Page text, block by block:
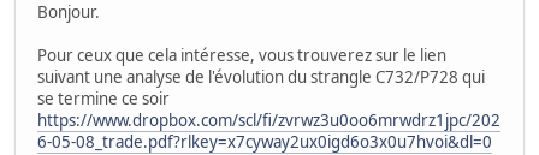
Bonjour.
Pour ceux que cela intéresse, vous trouverez sur le lien
suivant une analyse de l'évolution du strangle C732/P728 qui
se termine ce soir
https://www.dropbox.com/scl/fi/zvrwz3u0oo6mrwdrz1jpc/202
6-05-08_trade.pdf?rlkey=x7cyway2ux0igd6o3x0u7hvoi&dl=0